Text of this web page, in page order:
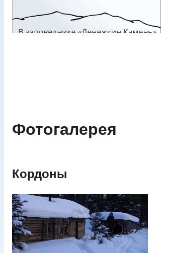
Фотогалерея
Кордоны